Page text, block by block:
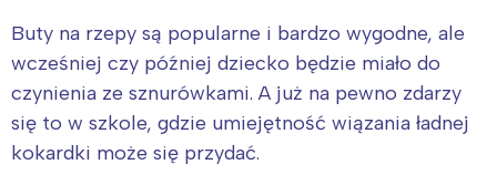
Buty na rzepy są popularne i bardzo wygodne, ale
wcześniej czy później dziecko będzie miało do
czynienia ze sznurówkami. A już na pewno zdarzy
się to w szkole, gdzie umiejętność wiązania ładnej
kokardki może się przydać.